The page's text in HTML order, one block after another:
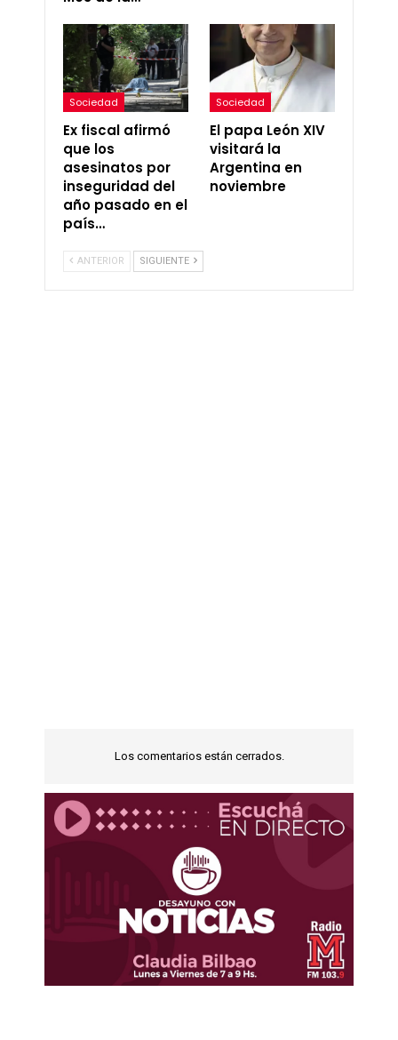
Sociedad
Ex fiscal afirmó
que los
asesinatos por
inseguridad del
año pasado en el
país…
Sociedad
El papa León XIV
visitará la
Argentina en
noviembre
ANTERIOR SIGUIENTE
Los comentarios están cerrados.